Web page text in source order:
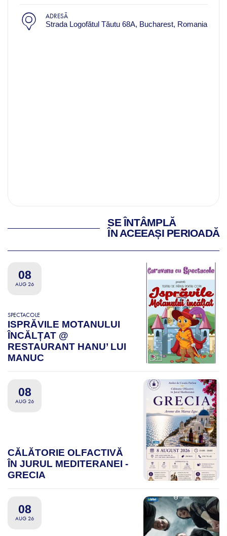
ADRESĂ
Strada Logofătul Tăutu 68A, Bucharest, Romania
SE ÎNTÂMPLĂ
ÎN ACEEAȘI PERIOADĂ
08
AUG 26
SPECTACOLE
ISPRĂVILE MOTANULUI
ÎNCĂLȚAT @
RESTAURANT HANU’ LUI
MANUC
08
AUG 26
CĂLĂTORIE OLFACTIVĂ
ÎN JURUL MEDITERANEI -
GRECIA
08
AUG 26